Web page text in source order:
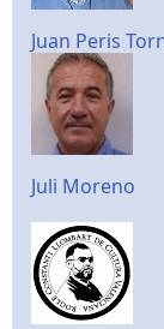
Juan Peris
Juli Moreno